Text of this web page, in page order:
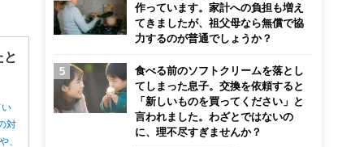
と
い
対
、
作っています。家計への負担も増え
てきましたが、祖父母なら無償で協
力するのが普通でしょうか？
食べる前のソフトクリームを落とし
てしまった息子。交換を依頼すると
「新しいものを買ってください」と
言われました。わざとではないの
に、理不尽すぎませんか？